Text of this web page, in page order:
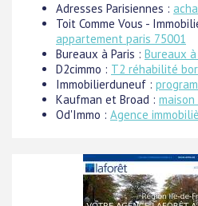
Adresses Parisiennes :
Toit Comme Vous -
appartement paris 75001
Bureaux à Paris : Bureaux
D2cimmo : T2 réhabilité
Immobilierduneuf :
Kaufman et Broad :
Od'Immo : Agence